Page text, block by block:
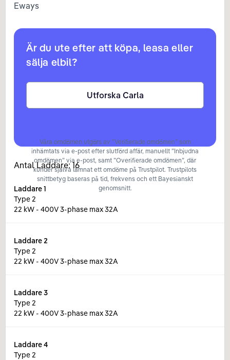
Eways
Är du ute efter att köpa, leasa eller
sälja elbil?
Utforska Carla
Våra omdömen utgörs av ”Verifierade omdömen” som
inhämtats via e-post efter slutförd affär, manuellt ”Inbjudna
omdömen” via e-post, samt ”Overifierade omdömen”, där
kunder själva lämnat ett omdöme på Trustpilot. Trustpilots
snittbetyg baseras på tid, frekvens och ett Bayesianskt
genomsnitt.
Antal Laddare:16
Laddare1
Type 2
22 kW - 400V 3-phase max 32A
Laddare2
Type 2
22 kW - 400V 3-phase max 32A
Laddare3
Type 2
22 kW - 400V 3-phase max 32A
Laddare4
Type 2